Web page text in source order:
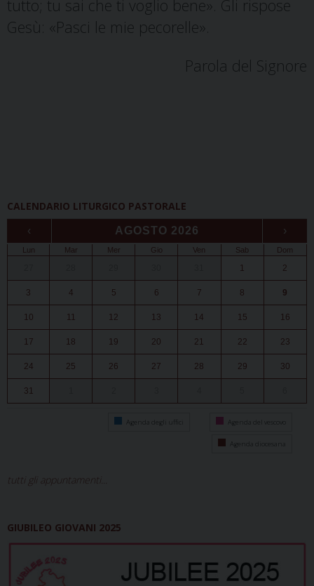
tutto; tu sai che ti voglio bene». Gli rispose
Gesù: «Pasci le mie pecorelle».
Parola del Signore
CALENDARIO LITURGICO PASTORALE
‹ AGOSTO 2026 ›
Lun Mar Mer Gio Ven Sab Dom
1 2
3 4 5 6 7 8 9
10 11 12 13 14 15 16
17 18 19 20 21 22 23
24 25 26 27 28 29 30
31
Agenda degli uffici Agenda del vescovo
Agenda diocesana
tutti gli appuntamenti...
GIUBILEO GIOVANI 2025